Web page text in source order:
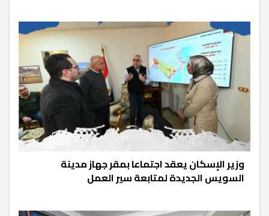
وزير الإسكان يعقد اجتماعا بمقر جهاز مدينة
السويس الجديدة لمتابعة سير العمل